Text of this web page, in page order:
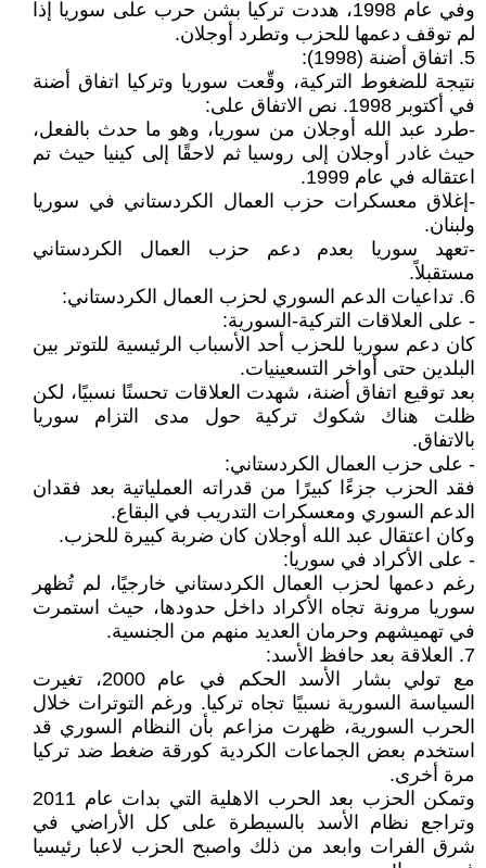
وفي عام 1998، هددت تركيا بشن حرب على سوريا إذا
لم توقف دعمها للحزب وتطرد أوجلان.
5. اتفاق أضنة (1998):
نتيجة للضغوط التركية، وقّعت سوريا وتركيا اتفاق أضنة
في أكتوبر 1998. نص الاتفاق على:
-طرد عبد الله أوجلان من سوريا، وهو ما حدث بالفعل،
حيث غادر أوجلان إلى روسيا ثم لاحقًا إلى كينيا حيث تم
اعتقاله في عام 1999.
-إغلاق معسكرات حزب العمال الكردستاني في سوريا
ولبنان.
-تعهد سوريا بعدم دعم حزب العمال الكردستاني
مستقبلاً.
6. تداعيات الدعم السوري لحزب العمال الكردستاني:
- على العلاقات التركية-السورية:
كان دعم سوريا للحزب أحد الأسباب الرئيسية للتوتر بين
البلدين حتى أواخر التسعينيات.
بعد توقيع اتفاق أضنة، شهدت العلاقات تحسنًا نسبيًا، لكن
ظلت هناك شكوك تركية حول مدى التزام سوريا
بالاتفاق.
- على حزب العمال الكردستاني:
فقد الحزب جزءًا كبيرًا من قدراته العملياتية بعد فقدان
الدعم السوري ومعسكرات التدريب في البقاع.
وكان اعتقال عبد الله أوجلان كان ضربة كبيرة للحزب.
- على الأكراد في سوريا:
رغم دعمها لحزب العمال الكردستاني خارجيًا، لم تُظهر
سوريا مرونة تجاه الأكراد داخل حدودها، حيث استمرت
في تهميشهم وحرمان العديد منهم من الجنسية.
7. العلاقة بعد حافظ الأسد:
مع تولي بشار الأسد الحكم في عام 2000، تغيرت
السياسة السورية نسبيًا تجاه تركيا. ورغم التوترات خلال
الحرب السورية، ظهرت مزاعم بأن النظام السوري قد
استخدم بعض الجماعات الكردية كورقة ضغط ضد تركيا
مرة أخرى.
وتمكن الحزب بعد الحرب الاهلية التي بدات عام 2011
وتراجع نظام الأسد بالسيطرة على كل الأراضي في
شرق الفرات وابعد من ذلك واصبح الحزب لاعبا رئيسيا